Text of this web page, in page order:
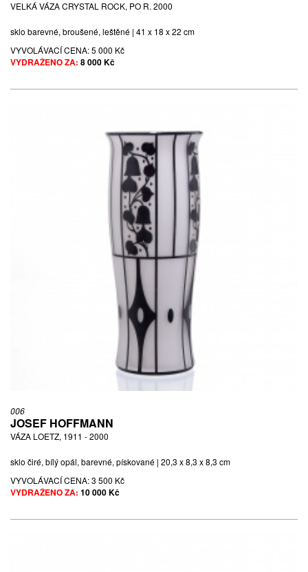
VELKÁ VÁZA CRYSTAL ROCK, PO R. 2000
sklo barevné, broušené, leštěné | 41 x 18 x 22 cm
VYVOLÁVACÍ CENA:5 000 Kč
VYDRAŽENO ZA: 8 000 Kč
006
JOSEF HOFFMANN
VÁZA LOETZ, 1911 - 2000
sklo čiré, bílý opál, barevné, pískované | 20,3 x 8,3 x 8,3 cm
VYVOLÁVACÍ CENA:3 500 Kč
VYDRAŽENO ZA: 10 000 Kč